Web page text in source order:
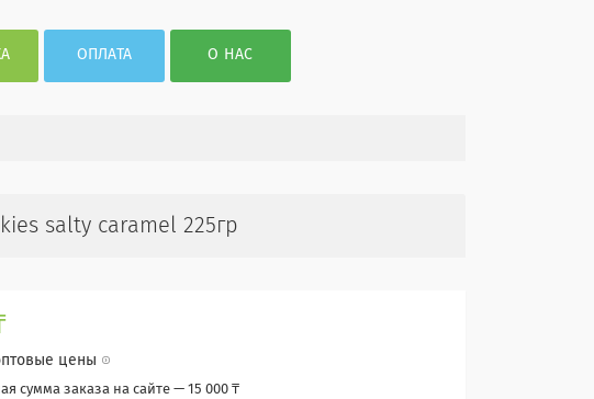
ОПЛАТА О НАС
salty caramel 225гр
цены
сумма заказа на сайте — 15 000 ₸